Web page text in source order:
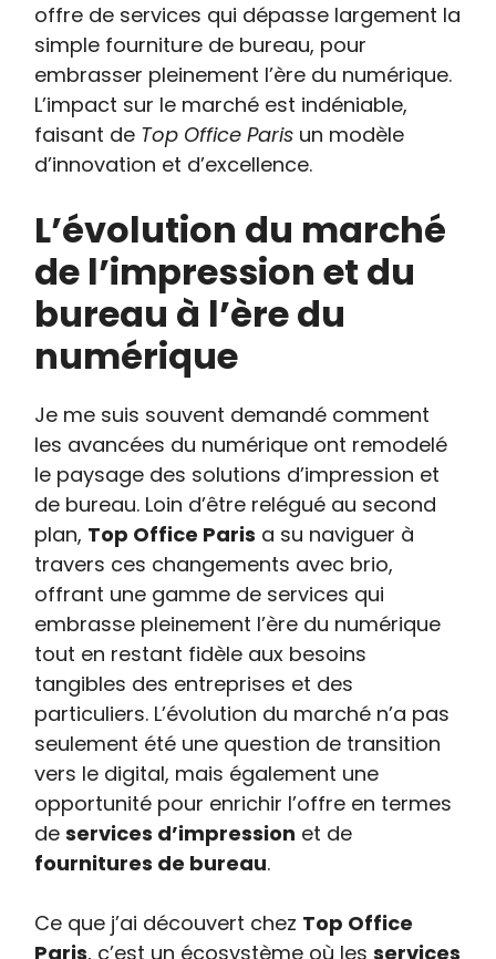
offre de services qui dépasse largement la
simple fourniture de bureau, pour
embrasser pleinement l’ère du numérique.
L’impact sur le marché est indéniable,
faisant de Top Office Paris un modèle
d’innovation et d’excellence.
L’évolution du marché
de l’impression et du
bureau à l’ère du
numérique
Je me suis souvent demandé comment
les avancées du numérique ont remodelé
le paysage des solutions d’impression et
de bureau. Loin d’être relégué au second
plan, Top Office Paris a su naviguer à
travers ces changements avec brio,
offrant une gamme de services qui
embrasse pleinement l’ère du numérique
tout en restant fidèle aux besoins
tangibles des entreprises et des
particuliers. L’évolution du marché n’a pas
seulement été une question de transition
vers le digital, mais également une
opportunité pour enrichir l’offre en termes
deservices d’impression et de
fournitures de bureau.
Ce que j’ai découvert chez Top Office
Paris, c’est un écosystème où lesservices